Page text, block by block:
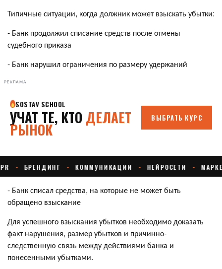
Типичные ситуации, когда должник может взыскать убытки:
- Банк продолжил списание средств после отмены
судебного приказа
- Банк нарушил ограничения по размеру удержаний
РЕКЛАМА
- Банк списал средства, на которые не может быть
обращено взыскание
Для успешного взыскания убытков необходимо доказать
факт нарушения, размер убытков и причинно-
следственную связь между действиями банка и
понесенными убытками.